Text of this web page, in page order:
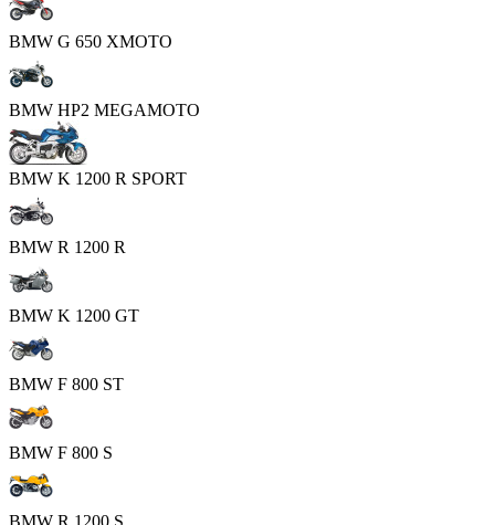
BMW G 650 XMOTO
BMW HP2 MEGAMOTO
BMW K 1200 R SPORT
BMW R 1200 R
BMW K 1200 GT
BMW F 800 ST
BMW F 800 S
BMW R 1200 S